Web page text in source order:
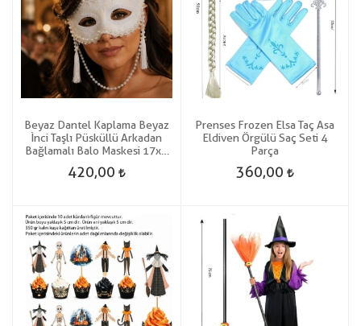
Beyaz Dantel Kaplama Beyaz
İnci Taşlı Püsküllü Arkadan
Bağlamalı Balo Maskesi 17x8
Cm
420,00
Prenses Frozen Elsa Taç Asa
Eldiven Örgülü Saç Seti 4
Parça
360,00